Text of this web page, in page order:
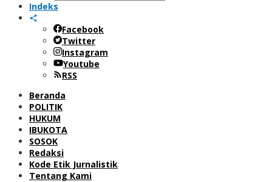
Indeks
Facebook
Twitter
Instagram
Youtube
RSS
Beranda
POLITIK
HUKUM
IBUKOTA
SOSOK
Redaksi
Kode Etik Jurnalistik
Tentang Kami